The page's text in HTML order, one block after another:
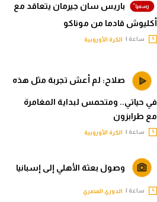
باريس سان جيرمان يتعاقد مع
أكليوش قادما من موناكو
ساعة | الكرة الأوروبية
صلاح: لم أعش تجربة مثل هذه
في حياتي.. ومتحمس لبداية المغامرة
مع طرابزون
ساعة | الكرة الأوروبية
وصول بعثة الأهلي إلى إسبانيا
ساعة | الدوري المصري